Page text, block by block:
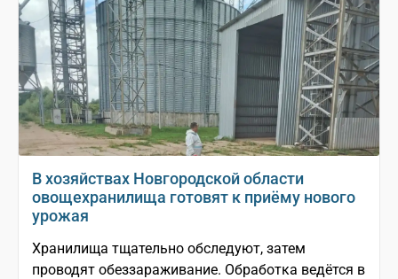
В хозяйствах Новгородской области
овощехранилища готовят к приёму нового
урожая
Хранилища тщательно обследуют, затем
проводят обеззараживание. Обработка ведётся в